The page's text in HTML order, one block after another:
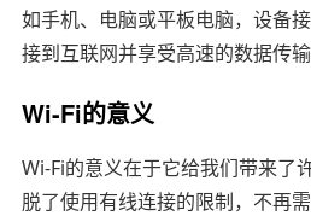
如手机、电脑或平板电脑，设备
接到互联网并享受高速的数据传输
Wi-Fi的意义
Wi-Fi的意义在于它给我们带来了
脱了使用有线连接的限制，不再